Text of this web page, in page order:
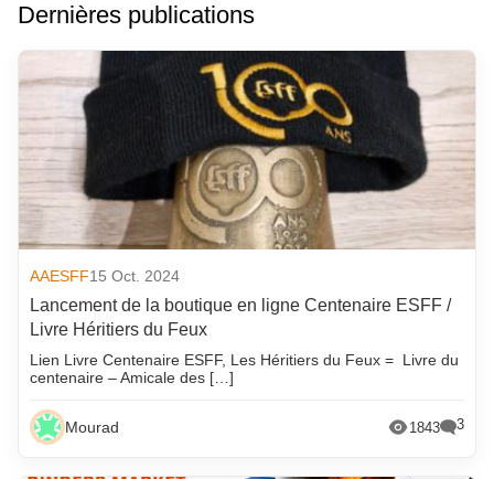
Dernières publications
AAESFF15 Oct. 2024
Lancement de la boutique en ligne Centenaire ESFF /
Livre Héritiers du Feux
Lien Livre Centenaire ESFF, Les Héritiers du Feux = Livre du
centenaire – Amicale des […]
Mourad 1843 3